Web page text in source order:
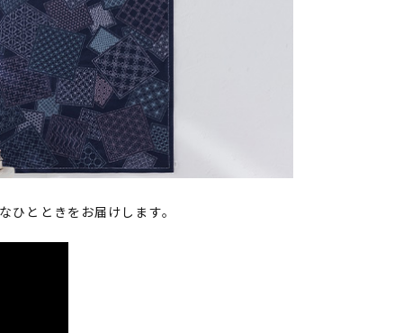
とときをお届けします。